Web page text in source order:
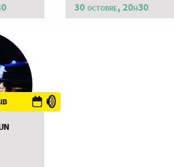
30 octobre, 20h30